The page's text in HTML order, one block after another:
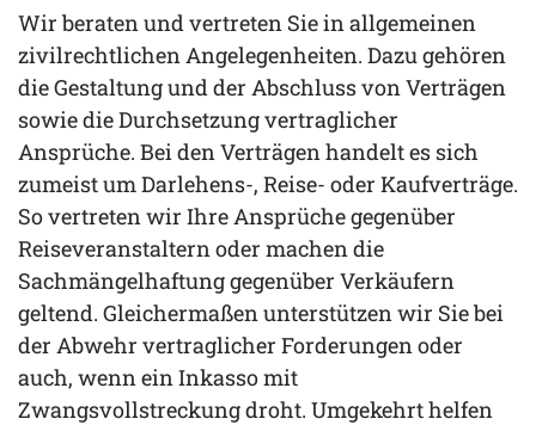
Wir beraten und vertreten Sie in allgemeinen
zivilrechtlichen Angelegenheiten. Dazu gehören
die Gestaltung und der Abschluss von Verträgen
sowie die Durchsetzung vertraglicher
Ansprüche. Bei den Verträgen handelt es sich
zumeist um Darlehens-, Reise- oder Kaufverträge.
So vertreten wir Ihre Ansprüche gegenüber
Reiseveranstaltern oder machen die
Sachmängelhaftung gegenüber Verkäufern
geltend. Gleichermaßen unterstützen wir Sie bei
der Abwehr vertraglicher Forderungen oder
auch, wenn ein Inkasso mit
Zwangsvollstreckung droht. Umgekehrt helfen